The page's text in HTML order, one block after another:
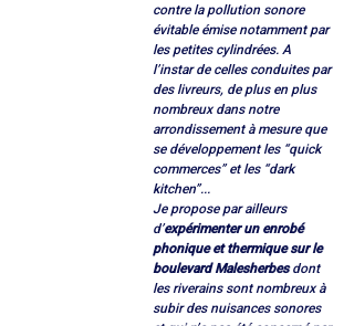
contre la pollution sonore
évitable émise notamment par
les petites cylindrées. A
l’instar de celles conduites par
des livreurs, de plus en plus
nombreux dans notre
arrondissement à mesure que
se développement les “quick
commerces” et les “dark
kitchen”...
Je propose par ailleurs
d’expérimenter un enrobé
phonique et thermique sur le
boulevard Malesherbes dont
les riverains sont nombreux à
subir des nuisances sonores